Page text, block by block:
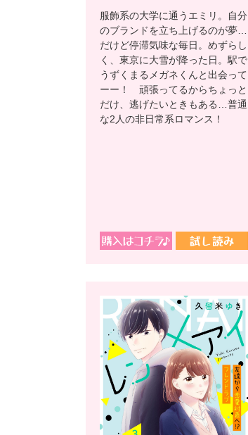
服飾系の大学に通うエミリ。自分
のブランドを立ち上げるのが夢…
だけど停滞気味な毎日。めずらし
く、東京に大雪が降った日。駅で
うずくまるメガネくんと出会って
ーー！ 頑張ってるからちょっと
だけ、逃げたいときもある…普通
な2人の非日常系ロマンス！